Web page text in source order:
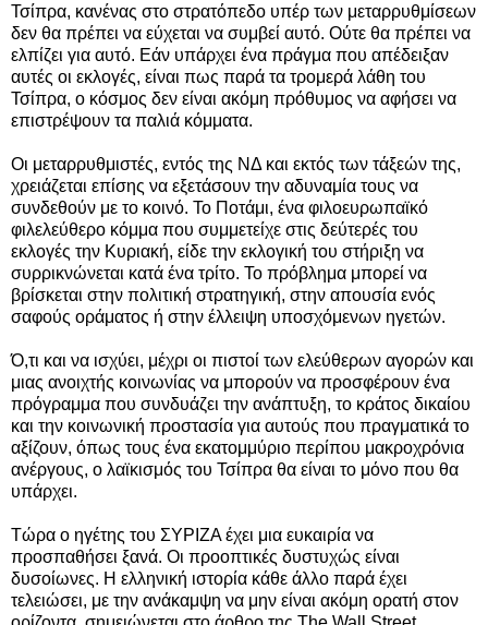
Τσίπρα, κανένας στο στρατόπεδο υπέρ των μεταρρυθμίσεων
δεν θα πρέπει να εύχεται να συμβεί αυτό. Ούτε θα πρέπει να
ελπίζει για αυτό. Εάν υπάρχει ένα πράγμα που απέδειξαν
αυτές οι εκλογές, είναι πως παρά τα τρομερά λάθη του
Τσίπρα, ο κόσμος δεν είναι ακόμη πρόθυμος να αφήσει να
επιστρέψουν τα παλιά κόμματα.
Οι μεταρρυθμιστές, εντός της ΝΔ και εκτός των τάξεών της,
χρειάζεται επίσης να εξετάσουν την αδυναμία τους να
συνδεθούν με το κοινό. Το Ποτάμι, ένα φιλοευρωπαϊκό
φιλελεύθερο κόμμα που συμμετείχε στις δεύτερές του
εκλογές την Κυριακή, είδε την εκλογική του στήριξη να
συρρικνώνεται κατά ένα τρίτο. Το πρόβλημα μπορεί να
βρίσκεται στην πολιτική στρατηγική, στην απουσία ενός
σαφούς οράματος ή στην έλλειψη υποσχόμενων ηγετών.
Ό,τι και να ισχύει, μέχρι οι πιστοί των ελεύθερων αγορών και
μιας ανοιχτής κοινωνίας να μπορούν να προσφέρουν ένα
πρόγραμμα που συνδυάζει την ανάπτυξη, το κράτος δικαίου
και την κοινωνική προστασία για αυτούς που πραγματικά το
αξίζουν, όπως τους ένα εκατομμύριο περίπου μακροχρόνια
ανέργους, ο λαϊκισμός του Τσίπρα θα είναι το μόνο που θα
υπάρχει.
Τώρα ο ηγέτης του ΣΥΡΙΖΑ έχει μια ευκαιρία να
προσπαθήσει ξανά. Οι προοπτικές δυστυχώς είναι
δυσοίωνες. Η ελληνική ιστορία κάθε άλλο παρά έχει
τελειώσει, με την ανάκαμψη να μην είναι ακόμη ορατή στον